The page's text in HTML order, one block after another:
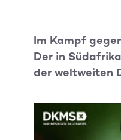
Im Kampf
Der in
der weltweiten